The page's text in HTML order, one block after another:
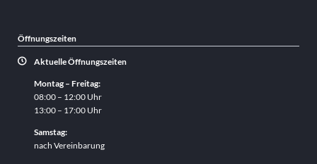
Öffnungszeiten
Aktuelle Öffnungszeiten
Montag – Freitag:
08:00 – 12:00 Uhr
13:00 – 17:00 Uhr
Samstag:
nach Vereinbarung